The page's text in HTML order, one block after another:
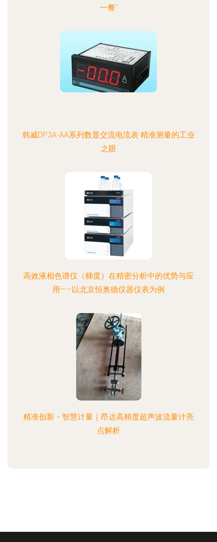
一餐"
韩威DP3A-AA系列数显交流电流表 精准测量的工业
之眼
高效液相色谱仪（梯度）在精密分析中的优势与应
用——以北京恒奥德仪器仪表为例
精准创新・智慧计量｜昂达高精度超声波流量计亮
点解析